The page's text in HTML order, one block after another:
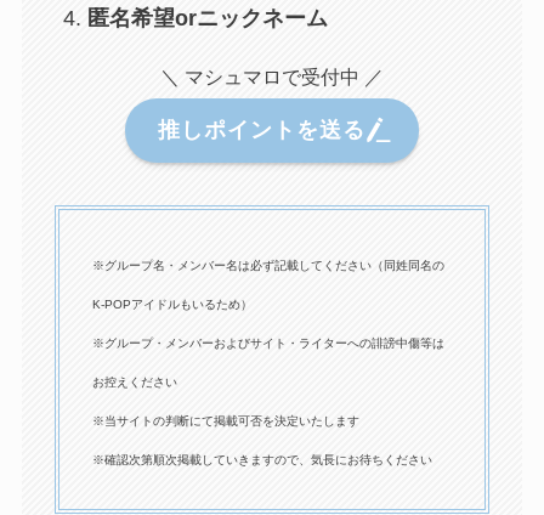
匿名希望orニックネーム
＼ マシュマロで受付中 ／
推しポイントを送る
※グループ名・メンバー名は必ず記載してください（同姓同名の
K-POPアイドルもいるため）
※グループ・メンバーおよびサイト・ライターへの誹謗中傷等は
お控えください
※当サイトの判断にて掲載可否を決定いたします
※確認次第順次掲載していきますので、気長にお待ちください